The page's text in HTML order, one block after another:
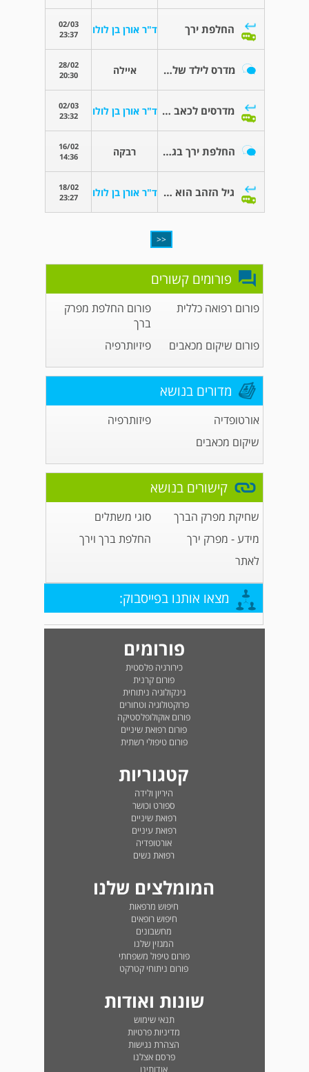
החלפת ירך ד"ר אורן בן לולו
02/03
23:37
מדרס לילד שלי - עזרה איילה
28/02
20:30
מדרסים לכאב ברכיים ד"ר אורן בן לולו
02/03
23:32
החלפת ירך בגיל הזהב (70) רבקה
16/02
14:36
גיל הזהב הוא הגיל הנכון להחלפת ירך ד"ר אורן בן לולו
18/02
23:27
<<
פורומים קשורים
פורום רפואה כללית
פורום החלפת מפרק
ברך
פורום שיקום מכאבים
פיזיותרפיה
מדורים בנושא
אורטופדיה
פיזותרפיה
שיקום מכאבים
קישורים בנושא
שחיקת מפרק הברך
סוגי משתלים
מידע - מפרק ירך
החלפת ברך וירך
לאתר
מצאו אותנו בפייסבוק:
פורומים
כירורגיה פלסטית
פורום קרנית
גינקולוגיה ניתוחית
פרוקטולוגיה וטחורים
פורום אוקולופלסטיקה
פורום רפואת שיניים
פורום טיפולי רשתית
קטגוריות
היריון ולידה
ספורט וכושר
רפואת שיניים
רפואת עיניים
אורטופדיה
רפואת נשים
המומלצים שלנו
חיפוש מרפאות
חיפוש רופאים
מחשבונים
המגזין שלנו
פורום טיפול משפחתי
פורום ניתוחי קטרקט
שונות ואודות
תנאי שימוש
מדיניות פרטיות
הצהרת נגישות
פרסם אצלנו
אודותינו